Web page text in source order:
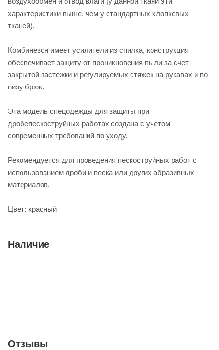
характеристики выше, чем у стандартных хлопковых
тканей).
Комбинезон имеет усилители из спилка, конструкция
обеспечивает защиту от проникновения пыли за счет
закрытой застежки и регулируемых стяжек на рукавах и по
низу брюк.
Эта модель спецодежды для защиты при
дробепескоструйных работах создана с учетом
современных требований по уходу.
Рекомендуется для проведения пескоструйных работ с
использованием дроби и песка или других абразивных
материалов.
Цвет: красный
Наличие
Отзывы